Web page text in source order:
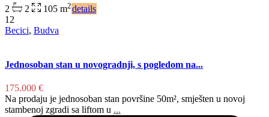
2 2 105 m2details
12
Becici, Budva
Jednosoban stan u novogradnji, s pogledom na...
175.000 €
Na prodaju je jednosoban stan površine 50m², smješten u novoj
stambenoj zgradi sa liftom u ...